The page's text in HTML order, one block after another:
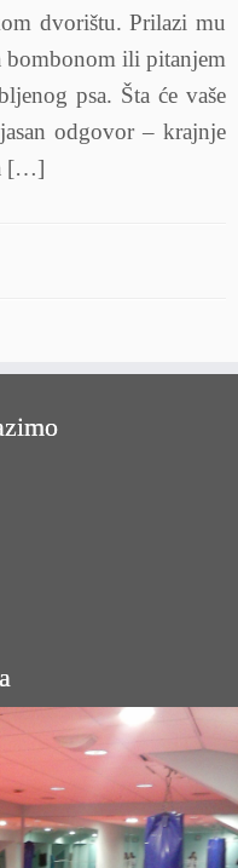
dvorištu. Prilazi mu
bombonom ili pitanjem
psa. Šta će vaše
odgovor – krajnje
[…]